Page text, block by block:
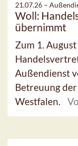
21.07.26 –
Woll:
übernimmt
Zum 1.
Außendienst
Betreuung
Westfalen.